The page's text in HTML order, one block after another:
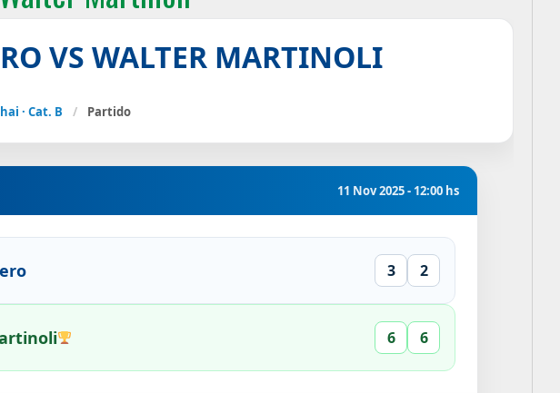
VS WALTER MARTINOLI
· Cat. B / Partido
11 Nov 2025 - 12:00 hs
3 2
6 6